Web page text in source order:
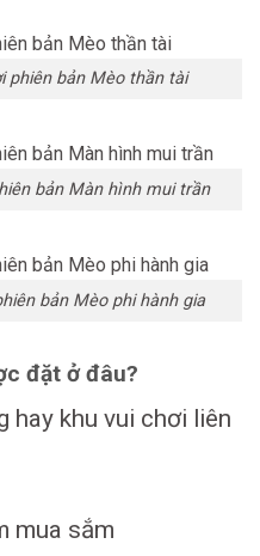
phiên bản Mèo thần tài
bản Màn hình mui trần
bản Mèo phi hành gia
đặt ở đâu?
hay khu vui chơi liên
mua sắm